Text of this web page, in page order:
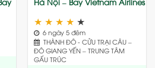
★ ★ ★ ★ ★
6 ngày 5 đêm
THÀNH ĐÔ - CỬU TRẠI CÂU –
ĐÔ GIANG YẾN – TRUNG TÂM
GẤU TRÚC